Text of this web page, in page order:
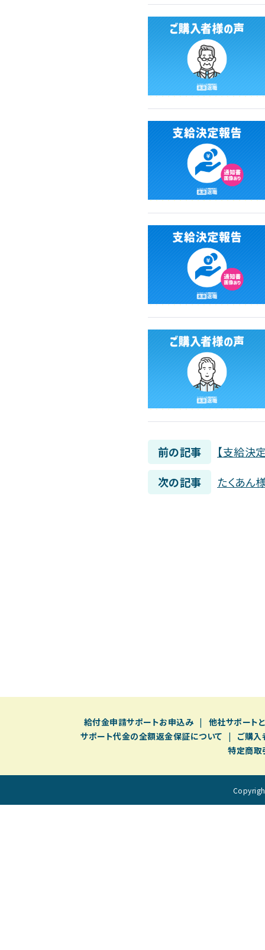
前の記事
【支給決
次の記事
たくあん
給付⾦申請サポートお申込み
他社サポート
サポート代金の全額返金保証について
ご購
特定商取